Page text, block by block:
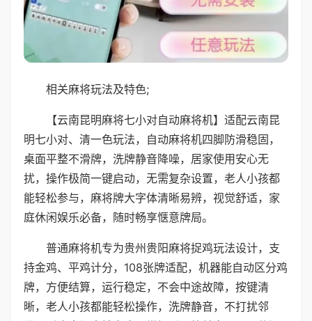
相关麻将玩法及特色;
【云南昆明麻将七小对自动麻将机】适配云南昆
明七小对、清一色玩法，自动麻将机四脚防滑稳固，
桌面平整不滑牌，洗牌静音降噪，居家使用安心无
扰，操作极简一键启动，无需复杂设置，老人小孩都
能轻松参与，麻将牌大字体清晰易辨，视觉舒适，家
庭休闲娱乐必备，随时畅享惬意牌局。
普通麻将机专为贵州贵阳麻将捉鸡玩法设计，支
持金鸡、平鸡计分，108张牌适配，机器能自动区分鸡
牌，方便结算，运行稳定，不会中途故障，按键清
晰，老人小孩都能轻松操作，洗牌静音，不打扰邻